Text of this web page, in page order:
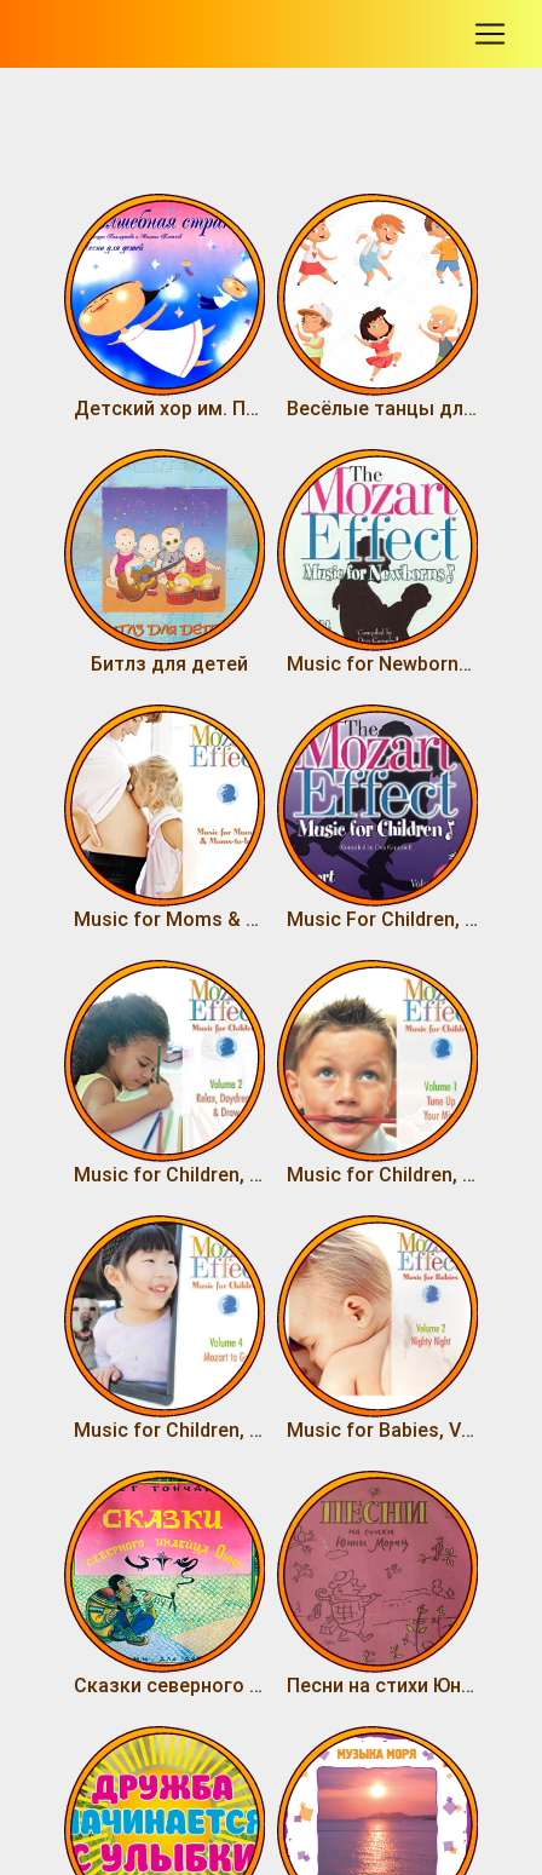
Детский хор им. Попова - Волшебная страна Весёлые танцы для детей
Битлз для детей Music for Newborns - A Bright Beginning
Music for Moms & Moms-to-be Music For Children, Vol.3 Mozart In Motion
Music for Children, Vol.2 Relax, Daydream, & Draw Music for Children, Vol.1 Tune Up Your Mind
Music for Children, Vol.4 Mozart to Go Music for Babies, Vol.2 Nighty Night
Сказки северного индейца Онно Песни на стихи Юнны Мориц